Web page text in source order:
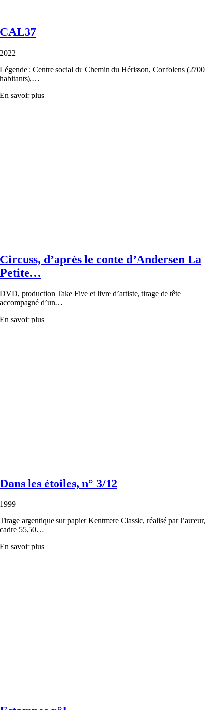
CAL37
2022
Légende : Centre social du Chemin du Hérisson, Confolens (2700
habitants),…
En savoir plus
Circuss, d’après le conte d’Andersen La
Petite…
DVD, production Take Five et livre d’artiste, tirage de tête
accompagné d’un…
En savoir plus
Dans les étoiles, n° 3/12
1999
Tirage argentique sur papier Kentmere Classic, réalisé par l’auteur,
cadre 55,50…
En savoir plus